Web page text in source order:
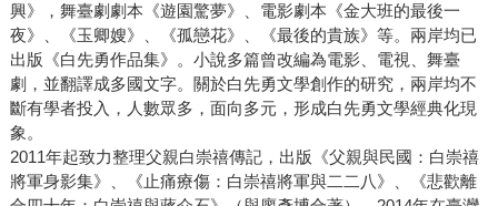
興》，舞臺劇劇本《遊園驚夢》、電影劇本《金大班的最後一
夜》、《玉卿嫂》、《孤戀花》、《最後的貴族》等。兩岸均已
出版《白先勇作品集》。小說多篇曾改編為電影、電視、舞臺
劇，並翻譯成多國文字。關於白先勇文學創作的研究，兩岸均不
斷有學者投入，人數眾多，面向多元，形成白先勇文學經典化現
象。
2011年起致力整理父親白崇禧傳記，出版《父親與民國：白崇禧
將軍身影集》、《止痛療傷：白崇禧將軍與二二八》、《悲歡離